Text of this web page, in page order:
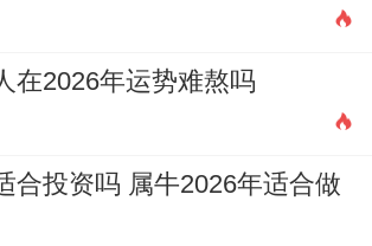
不进劝谏，健康关注牙齿与骨
亨通，是2026年难得的高光
进关键计划，把握职场晋升或
。
：官印相生，以德服人
在2026年运势难熬吗
合投资吗 属牛2026年适合做